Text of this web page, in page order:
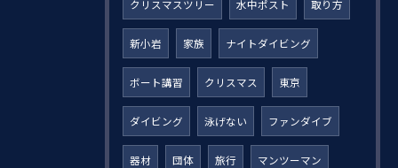
クリスマスツリー 水中ポスト 取り方
新小岩 家族 ナイトダイビング
ボート講習 クリスマス 東京
ダイビング 泳げない ファンダイブ
器材 団体 旅行 マンツーマン